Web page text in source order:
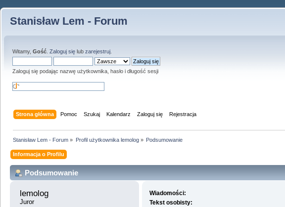
Stanisław Lem - Forum
Witamy, Gość Zaloguj się lub zarejestruj
Zaloguj się podając nazwę użytkownika, hasło i długość sesji
Strona główna Pomoc Szukaj Kalendarz Zaloguj się Rejestracja
Stanisław Lem - Forum » Profil użytkownika lemolog» Podsumowanie
Informacja o Profilu
Podsumowanie
lemolog
Juror
Wiadomości:
Tekst osobisty: